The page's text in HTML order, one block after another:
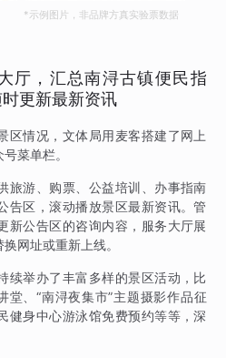
*示例图片，非品牌方真实验票数据
厅，汇总南浔古镇便民指
更新最新资讯
区情况，文体局用麦客搭建了网上
菜单栏。
旅游、购票、公益培训、办事指南
告区，滚动播放景区最新资讯。管
新公告区的咨询内容，服务大厅展
网址或重新上线。
续举办了丰富多样的景区活动，比
堂、“南浔夜集市”主题摄影作品征
健身中心游泳馆免费预约等等，深